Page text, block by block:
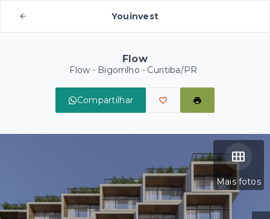
Youinvest
Flow
Flow - Bigorrilho - Curitiba/PR
Compartilhar
Mais fotos